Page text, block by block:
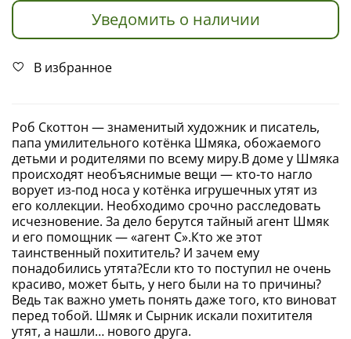
Уведомить о наличии
В избранное
Роб Скоттон — знаменитый художник и писатель,
папа умилительного котёнка Шмяка, обожаемого
детьми и родителями по всему миру.В доме у Шмяка
происходят необъяснимые вещи — кто-то нагло
ворует из-под носа у котёнка игрушечных утят из
его коллекции. Необходимо срочно расследовать
исчезновение. За дело берутся тайный агент Шмяк
и его помощник — «агент С».Кто же этот
таинственный похититель? И зачем ему
понадобились утята?Если кто то поступил не очень
красиво, может быть, у него были на то причины?
Ведь так важно уметь понять даже того, кто виноват
перед тобой. Шмяк и Сырник искали похитителя
утят, а нашли… нового друга.